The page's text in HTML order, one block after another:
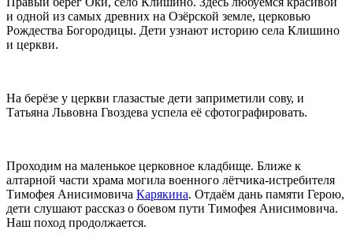
и одной из самых древних на Озёрской земле, церковью
Рождества Богородицы. Дети узнают историю села Клишино
и церкви.
На берёзе у церкви глазастые дети заприметили сову, и
Татьяна Львовна Гвоздева успела её сфотографировать.
Проходим на маленькое церковное кладбище. Ближе к
алтарной части храма могила военного лётчика-истребителя
Тимофея Анисимовича Карякина. Отдаём дань памяти Герою,
дети слушают рассказ о боевом пути Тимофея Анисимовича.
Наш поход продолжается.